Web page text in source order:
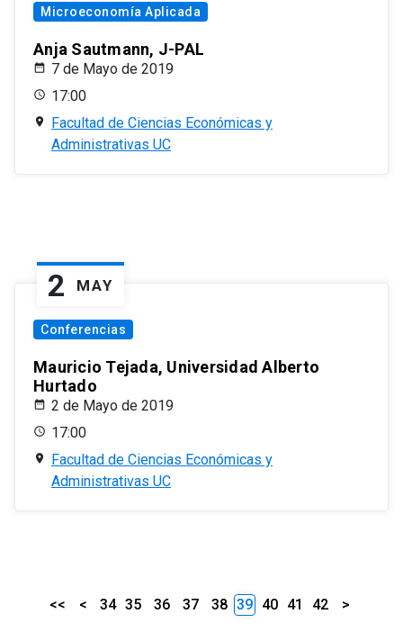
Microeconomía Aplicada
Anja Sautmann, J-PAL
7 de Mayo de 2019
17:00
Facultad de Ciencias Económicas y
Administrativas UC
2 MAY
Conferencias
Mauricio Tejada, Universidad Alberto
Hurtado
2 de Mayo de 2019
17:00
Facultad de Ciencias Económicas y
Administrativas UC
<< < 34 35 36 37 38 39 40 41 42 >